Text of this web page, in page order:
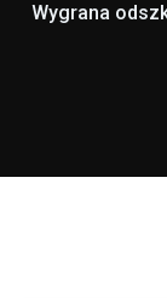
Wygrana